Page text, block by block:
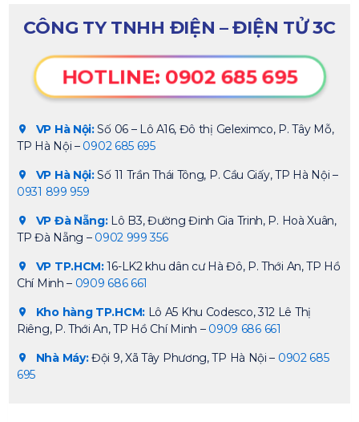
CÔNG TY TNHH ĐIỆN – ĐIỆN TỬ 3C
HOTLINE: 0902 685 695
VP Hà Nội:Số 06 – Lô A16, Đô thị Geleximco, P. Tây Mỗ,
TP Hà Nội – 0902 685 695
VP Hà Nội:Số 11 Trần Thái Tông, P. Cầu Giấy, TP Hà Nội –
0931 899 959
VP Đà Nẵng:Lô B3, Đường Đinh Gia Trinh, P. Hoà Xuân,
TP Đà Nẵng – 0902 999 356
VP TP.HCM:16-LK2 khu dân cư Hà Đô, P. Thới An, TP Hồ
Chí Minh – 0909 686 661
Kho hàng TP.HCM:Lô A5 Khu Codesco, 312 Lê Thị
Riêng, P. Thới An, TP Hồ Chí Minh – 0909 686 661
Nhà Máy:Đội 9, Xã Tây Phương, TP Hà Nội – 0902 685
695